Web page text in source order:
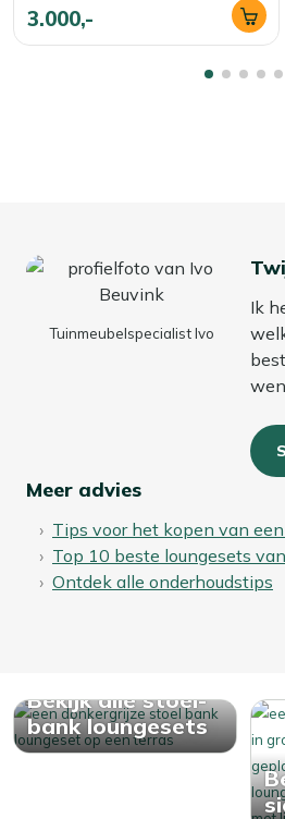
3.000,-
Tuinmeubelspecialist Ivo
Ik
Meer advies
Tips voor het kopen van
Top 10 beste loungesets
Ontdek alle onderhoudstips
Bekijk alle stoel-
bank loungesets